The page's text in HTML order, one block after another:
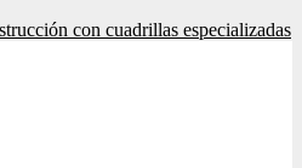
con cuadrillas especializadas